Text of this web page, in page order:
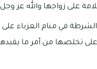
على زواجها والله عز
في منام العزباء
تخلصها من أمر ما